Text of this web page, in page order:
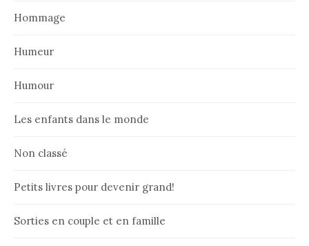
Hommage
Humeur
Humour
Les enfants dans le monde
Non classé
Petits livres pour devenir grand!
Sorties en couple et en famille